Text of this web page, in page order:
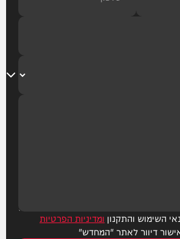
השימוש והתקנון ומדיניות הפרטיות
דיוור לאתר "המחדש"